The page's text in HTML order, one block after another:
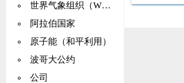
世界气象组织（WMO）
阿拉伯国家
原子能（和平利用）
波哥大公约
公司